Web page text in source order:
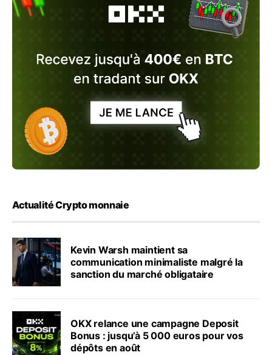
Actualité Crypto monnaie
Kevin Warsh maintient sa
communication minimaliste malgré la
sanction du marché obligataire
OKX relance une campagne Deposit
Bonus : jusqu’à 5 000 euros pour vos
dépôts en août